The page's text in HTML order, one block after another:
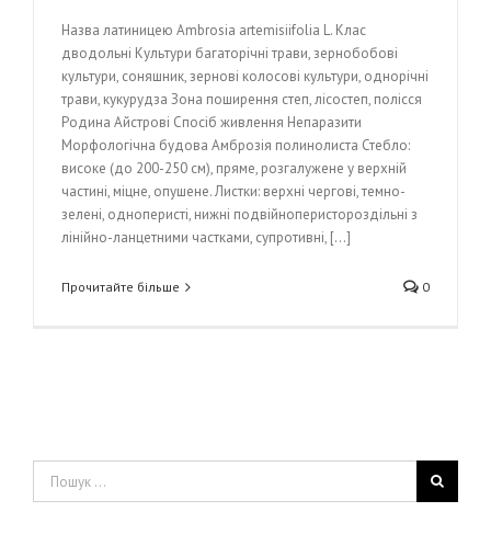
Назва латиницею Ambrosia artemisiifolia L. Клас
дводольні Культури багаторічні трави, зернобобові
культури, соняшник, зернові колосові культури, однорічні
трави, кукурудза Зона поширення степ, лісостеп, полісся
Родина Айстрові Спосіб живлення Непаразити
Морфологічна будова Амброзія полинолиста Стебло:
високе (до 200-250 см), пряме, розгалужене у верхній
частині, міцне, опушене. Листки: верхні чергові, темно-
зелені, одноперисті, нижні подвійноперистороздільні з
лінійно-ланцетними частками, супротивні, [...]
Прочитайте більше 0